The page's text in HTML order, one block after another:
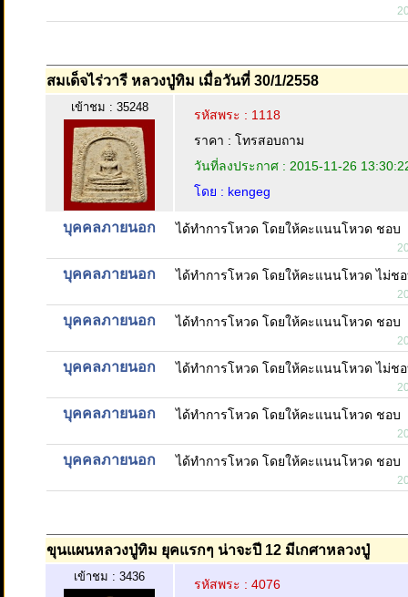
สมเด็จไร่วารี หลวงปู่ทิม เมื่อวันที่ 30/1/2558
เข้าชม : 35248
รหัสพระ : 1118
ราคา : โทรสอบถาม
วันที่ลงประกาศ : 2015-11-26
โดย : kengeg
บุคคลภายนอก ได้ทำการโหวด โดยให้คะแนนโหวด ชอบ
บุคคลภายนอก ได้ทำการโหวด โดยให้คะแนนโหวด ไม่ช
บุคคลภายนอก ได้ทำการโหวด โดยให้คะแนนโหวด ชอบ
บุคคลภายนอก ได้ทำการโหวด โดยให้คะแนนโหวด ไม่ช
บุคคลภายนอก ได้ทำการโหวด โดยให้คะแนนโหวด ชอบ
บุคคลภายนอก ได้ทำการโหวด โดยให้คะแนนโหวด ชอบ
ขุนแผนหลวงปู่ทิม ยุคแรกๆ น่าจะปี 12 มีเกศาหลวงปู่
เข้าชม : 3436
รหัสพระ : 4076